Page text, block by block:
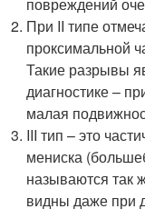
повреждений
При II типе
проксимальной
Такие разрывы
диагностике –
малая
III тип – это
мениска
называются так
видны даже при